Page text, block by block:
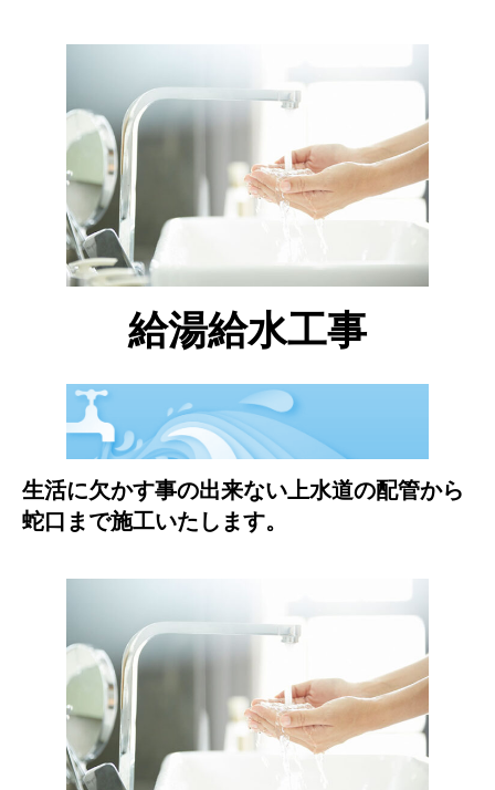
給湯給水工事
生活に欠かす事の出来ない上水道の配管から
蛇口まで施工いたします。